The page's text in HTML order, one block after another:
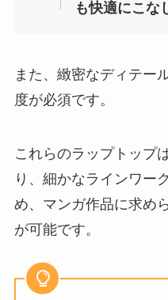
も快適にこな
また、緻密なディテー
度が必須です。
これらのラップトップ
り、細かなラインワー
め、マンガ作品に求め
が可能です。